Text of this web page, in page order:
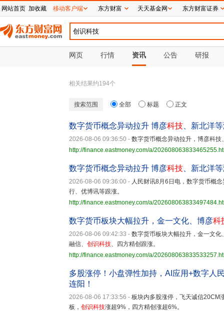
网页 行情 资讯 公告 研报
相关结果约194个
搜索范围 全部 标题 正文
数字货币概念异动拉升 博彦科技 、新北洋
2026-08-06 09:36:50 - 数字货币概念异动拉升，博彦科技
http://finance.eastmoney.com/a/
数字货币概念异动拉升 博彦科技 、新北洋
2026-08-06 09:36:00 - 人民财讯8月6日电，数字货币概
行、优博讯等跟涨。
http://finance.eastmoney.com/a/
数字货币板块大幅拉升，金一文化、博彦科
2026-08-06 09:42:33 - 数字货币板块大幅拉升，金一文
融信、 创识科技、四方精创跟涨。
http://finance.eastmoney.com/a/
多股涨停！小盘弹性加持，AI应用+数字人
连阳！
2026-08-06 17:33:56 - 板块内多股涨停，飞天诚信20CM
板， 创识科技涨超9%，四方精创涨超6%。
网站首页 加收藏 移动客户端 东方财富 天天基金网 东方财富证券